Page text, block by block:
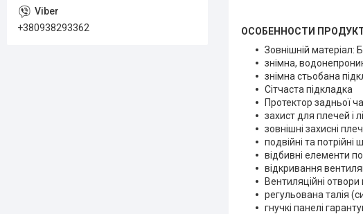
ОСОБЕННОСТИ
Зовнішній матеріал:
знімна,
знімна стьобана
Сітчаста підкладка
Протектор задньої
захист для плечей і
зовнішні захисні
подвійні та
відбивні елементи
відкривання
Вентиляційні
регульована талія
гнучкі панелі
+380938293362